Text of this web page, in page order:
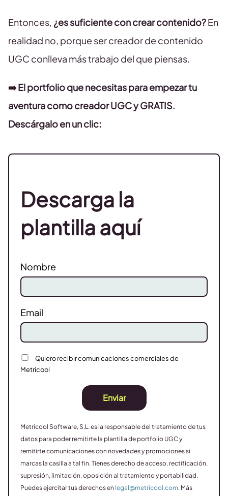
Entonces, ¿es suficiente con crear contenido?En
realidad no, porque ser creador de contenido
UGC conlleva más trabajo del que piensas.
➡️ El portfolio que necesitas para empezar tu
aventura como creador UGC y GRATIS.
Descárgalo en un clic:
Descarga la
plantilla aquí
Nombre
Email
Quiero recibir comunicaciones comerciales de
Metricool
Enviar
Metricool Software, S.L. es la responsable del tratamiento de tus
datos para poder remitirte la plantilla de portfolio UGC y
remitirte comunicaciones con novedades y promociones si
marcas la casilla a tal fin. Tienes derecho de acceso, rectificación,
supresión, limitación, oposición al tratamiento y portabilidad.
Puedes ejercitar tus derechos en legal@metricool.com. Más